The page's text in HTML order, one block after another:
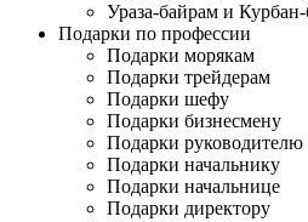
Ураза-байрам и
Подарки по профессии
Подарки морякам
Подарки трейдерам
Подарки шефу
Подарки бизнесмену
Подарки руководителю
Подарки начальнику
Подарки начальнице
Подарки директору